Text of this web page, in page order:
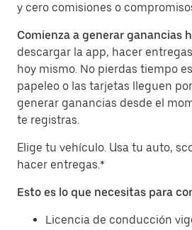
y cero comisiones o
Comienza a generar ganancias
descargar la app, hacer
hoy mismo. No pierdas tiempo
papeleo o las tarjetas lleguen
generar ganancias desde el
te registras.
Elige tu vehículo. Usa tu auto,
hacer entregas.*
Esto es lo que necesitas para
Licencia de conducción